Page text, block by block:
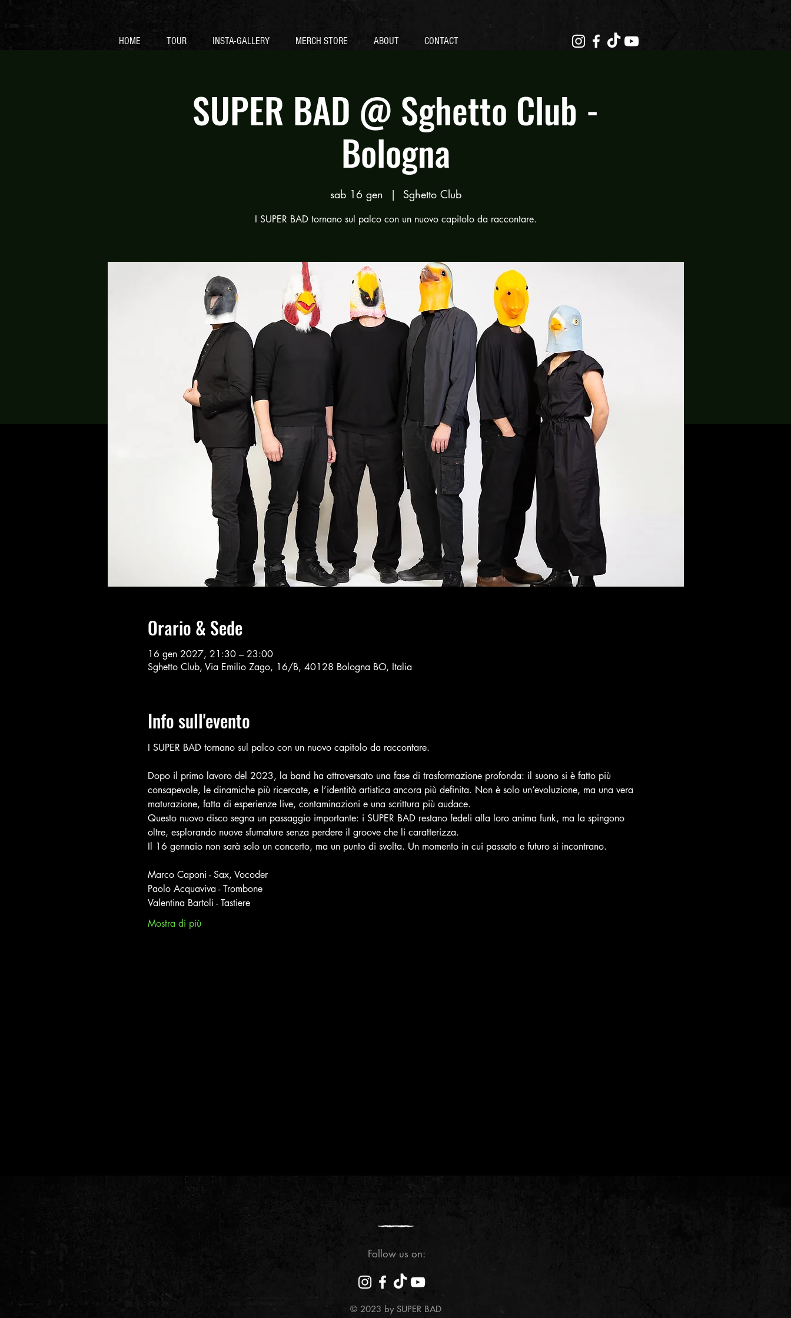
HOME TOUR INSTA-GALLERY MERCH STORE ABOUT CONTACT
SUPER BAD @ Sghetto Club -
Bologna
sab 16 gen
  |
Sghetto Club
I SUPER BAD tornano sul palco con un nuovo capitolo da raccontare.
Orario & Sede
16 gen 2027, 21:30 – 23:00
Sghetto Club, Via Emilio Zago, 16/B, 40128 Bologna BO, Italia
Info sull'evento
I SUPER BAD tornano sul palco con un nuovo capitolo da raccontare.
Dopo il primo lavoro del 2023, la band ha attraversato una fase di trasformazione profonda: il suono si è fatto più
consapevole, le dinamiche più ricercate, e l’identità artistica ancora più definita. Non è solo un’evoluzione, ma una vera
maturazione, fatta di esperienze live, contaminazioni e una scrittura più audace.
Questo nuovo disco segna un passaggio importante: i SUPER BAD restano fedeli alla loro anima funk, ma la spingono
oltre, esplorando nuove sfumature senza perdere il groove che li caratterizza.
Il 16 gennaio non sarà solo un concerto, ma un punto di svolta. Un momento in cui passato e futuro si incontrano.
Marco Caponi - Sax, Vocoder
Paolo Acquaviva - Trombone
Valentina Bartoli - Tastiere
Mostra di più
Follow us on:
© 2023 by SUPER BAD